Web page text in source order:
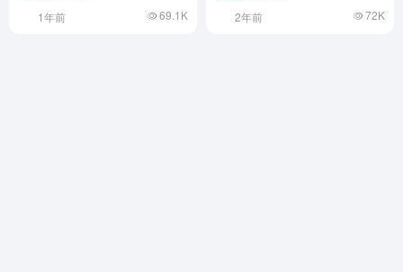
1年前 69.1K 2年前 72K